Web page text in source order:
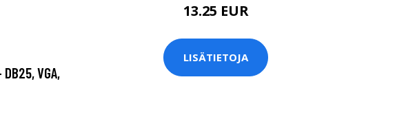
DB25, VGA,
13.25 EUR
LISÄTIETOJA